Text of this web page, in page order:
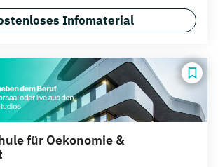
Infomaterial
für Oekonomie &